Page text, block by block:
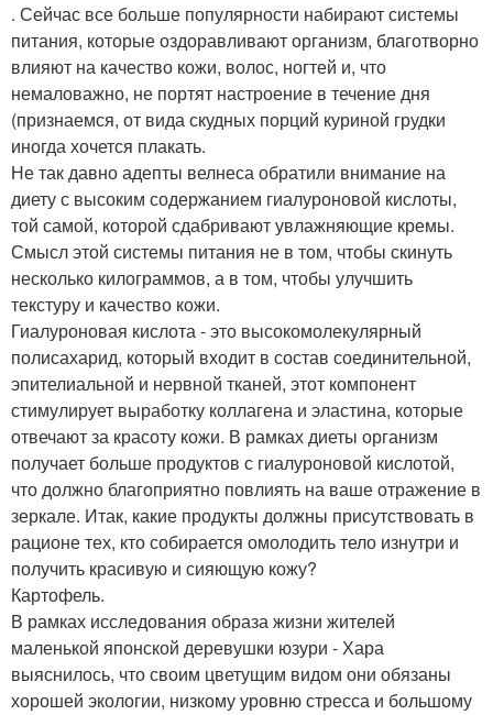
. Сейчас все больше популярности набирают системы
питания, которые оздоравливают организм, благотворно
влияют на качество кожи, волос, ногтей и, что
немаловажно, не портят настроение в течение дня
(признаемся, от вида скудных порций куриной грудки
иногда хочется плакать.
Не так давно адепты велнеса обратили внимание на
диету с высоким содержанием гиалуроновой кислоты,
той самой, которой сдабривают увлажняющие кремы.
Смысл этой системы питания не в том, чтобы скинуть
несколько килограммов, а в том, чтобы улучшить
текстуру и качество кожи.
Гиалуроновая кислота - это высокомолекулярный
полисахарид, который входит в состав соединительной,
эпителиальной и нервной тканей, этот компонент
стимулирует выработку коллагена и эластина, которые
отвечают за красоту кожи. В рамках диеты организм
получает больше продуктов с гиалуроновой кислотой,
что должно благоприятно повлиять на ваше отражение в
зеркале. Итак, какие продукты должны присутствовать в
рационе тех, кто собирается омолодить тело изнутри и
получить красивую и сияющую кожу?
Картофель.
В рамках исследования образа жизни жителей
маленькой японской деревушки юзури - Хара
выяснилось, что своим цветущим видом они обязаны
хорошей экологии, низкому уровню стресса и большому